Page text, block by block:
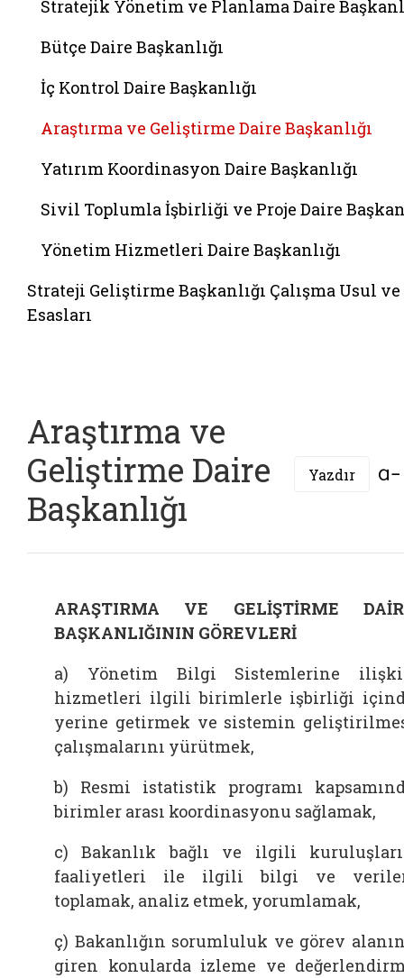
Stratejik Yönetim ve Planlama Daire
Bütçe Daire Başkanlığı
İç Kontrol Daire Başkanlığı
Araştırma ve Geliştirme Daire Başkanlığı
Yatırım Koordinasyon Daire Başkanlığı
Sivil Toplumla İşbirliği ve Proje Daire
Yönetim Hizmetleri Daire Başkanlığı
Strateji Geliştirme Başkanlığı Çalışma Usul ve
Esasları
Araştırma ve
Geliştirme Daire
Başkanlığı
Yazdır
ARAŞTIRMA VE GELİŞTİRME
BAŞKANLIĞININ GÖREVLERİ
a) Yönetim Bilgi Sistemlerine
hizmetleri ilgili birimlerle işbirliği
yerine getirmek ve sistemin
çalışmalarını yürütmek,
b) Resmi istatistik programı
birimler arası koordinasyonu sağlamak,
c) Bakanlık bağlı ve ilgili
faaliyetleri ile ilgili bilgi ve
toplamak, analiz etmek, yorumlamak,
ç) Bakanlığın sorumluluk ve görev
giren konularda izleme ve